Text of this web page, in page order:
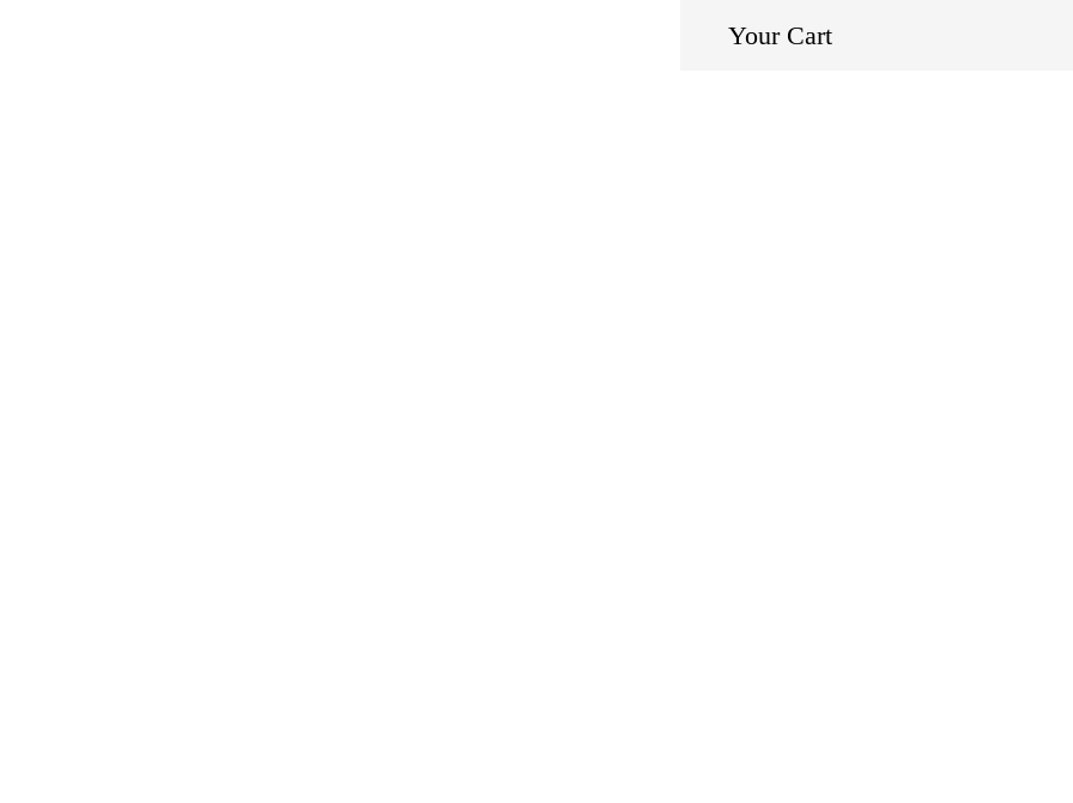
Your Cart